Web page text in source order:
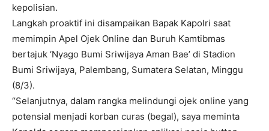
kepolisian.
Langkah proaktif ini disampaikan Bapak Kapolri saat
memimpin Apel Ojek Online dan Buruh Kamtibmas
bertajuk ‘Nyago Bumi Sriwijaya Aman Bae’ di Stadion
Bumi Sriwijaya, Palembang, Sumatera Selatan, Minggu
(8/3).
“Selanjutnya, dalam rangka melindungi ojek online yang
potensial menjadi korban curas (begal), saya meminta